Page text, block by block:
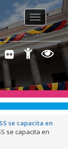
Toggle
se capacita en
se capacita en